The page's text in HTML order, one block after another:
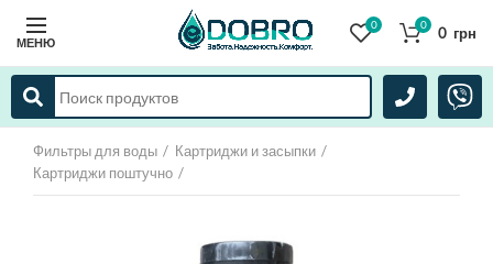
МЕНЮ
0 0 0 грн
Фильтры для воды
Картриджи и засыпки
Картриджи поштучно